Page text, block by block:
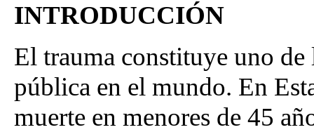
INTRODUCCIÓN
El trauma constituye uno
pública en el mundo. En
muerte en menores de 45